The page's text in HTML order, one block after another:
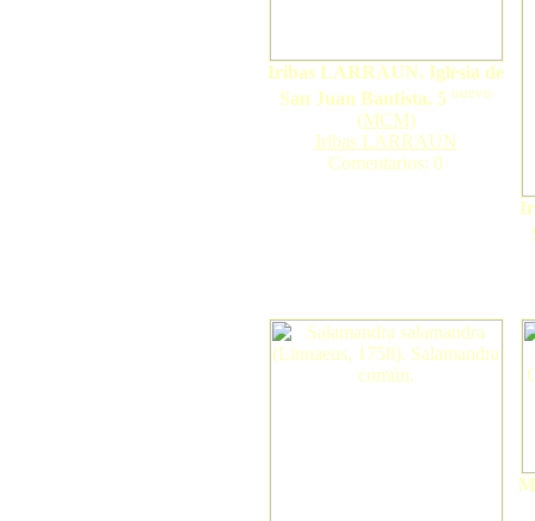
Iribas LARRAUN. Iglesia de
San Juan Bautista. 5 nuevo
(MCM)
Iribas LARRAUN
Comentarios: 0